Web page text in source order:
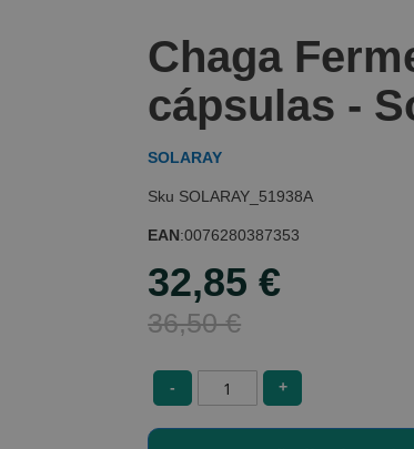
Chaga
cápsulas -
SOLARAY
SOLARAY_51938A
EAN:0076280387353
Special
Price
32,85 €
36,50 €
- +